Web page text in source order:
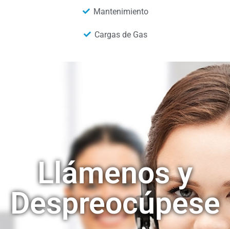
Mantenimiento
Cargas de Gas
Llámenos y
Despreocúpese